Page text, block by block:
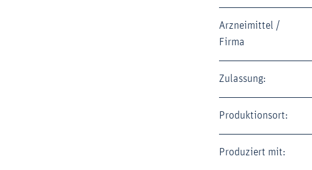
Arzneimittel /
Firma
Zulassung:
Produktionsort:
Produziert mit: